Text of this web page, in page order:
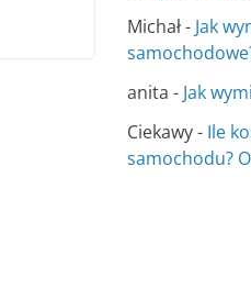
Michał- Jak
anita - Jak
Ciekawy- Ile
samochodu?